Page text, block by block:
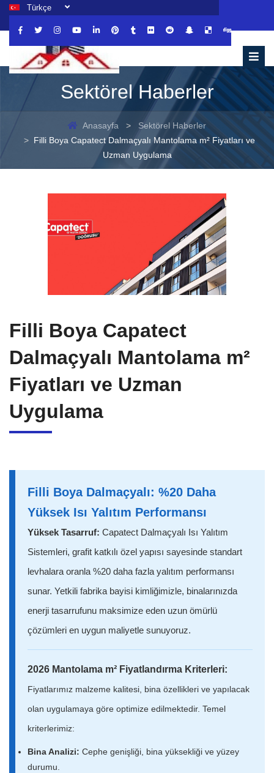
Türkçe
Sektörel Haberler
Anasayfa
Sektörel Haberler
Filli Boya Capatect Dalmaçyalı Mantolama m² Fiyatları ve
Uzman Uygulama
Filli Boya Capatect
Dalmaçyalı Mantolama m²
Fiyatları ve Uzman
Uygulama
Filli Boya Dalmaçyalı: %20 Daha
Yüksek Isı Yalıtım Performansı
Yüksek Tasarruf: Capatect Dalmaçyalı Isı Yalıtım
Sistemleri, grafit katkılı özel yapısı sayesinde standart
levhalara oranla %20 daha fazla yalıtım performansı
sunar. Yetkili fabrika bayisi kimliğimizle, binalarınızda
enerji tasarrufunu maksimize eden uzun ömürlü
çözümleri en uygun maliyetle sunuyoruz.
2026 Mantolama m² Fiyatlandırma Kriterleri:
Fiyatlarımız malzeme kalitesi, bina özellikleri ve yapılacak
olan uygulamaya göre optimize edilmektedir. Temel
kriterlerimiz:
Bina Analizi: Cephe genişliği, bina yüksekliği ve yüzey
durumu.